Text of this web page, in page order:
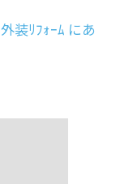
装ﾘﾌｫｰﾑ にあ